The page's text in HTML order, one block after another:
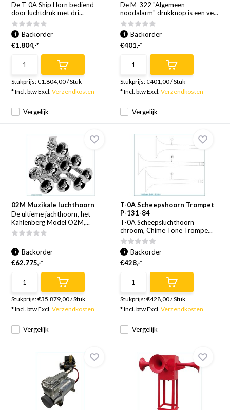
De T-0A Ship Horn bediend
door luchtdruk met dri...
Vergelijk
Backorder
€1.804,-*
Stukprijs:€1.804,00/Stuk
* Incl. btw Excl.Verzendkosten
De M-322 "Algemeen
noodalarm" drukknop is een ve...
Vergelijk
Backorder
€401,-*
Stukprijs:€401,00/Stuk
* Incl. btw Excl. Verzendkosten
02M Muzikale luchthoorn
De ultieme jachthoorn, het
Kahlenberg Model O2M,...
Vergelijk
Backorder
€62.775,-*
Stukprijs:€35.879,00/Stuk
* Incl. btw Excl.Verzendkosten
T-0A Scheepshoorn Trompet
P-131-84
T-0A Scheepsluchthoorn
chroom, Chime Tone Trompe...
Vergelijk
Backorder
€428,-*
Stukprijs:€428,00/Stuk
* Incl. btw Excl. Verzendkosten